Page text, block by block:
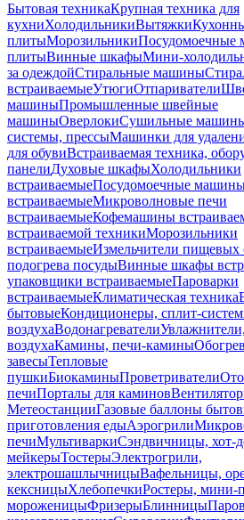
Бытовая техникаКрупная техника для
кухниХолодильникиВытяжки
плитыМорозильникиПосудомоечные
плитыВинные шкафыМини-
за одеждойСтиральные машины
встраиваемыеУтюгиОтпариватели
машиныПромышленные швейные
машиныОверлокиСушильные
системы, прессыМашинки для
для обувиВстраиваемая техника,
панелиДуховые шкафыХолодильники
встраиваемыеПосудомоечные
встраиваемыеМикроволновые печи
встраиваемыеКофемашины
встраиваемой техникиМорозильники
встраиваемыеИзмельчители пищевых
подогрева посудыВинные шкафы
упаковщики встраиваемыеПароварки
встраиваемыеКлиматическая техника
бытовыеКондиционеры, сплит-
воздухаВодонагреватели
воздухаКамины, печи-камины
завесыТепловые
пушкиБиокаминыПроветриватели
печиПорталы для каминов
МетеостанцииГазовые баллоны
приготовления едыАэрогрили
печиМультиваркиСэндвичницы, хот-
мейкерыТостерыЭлектрогрили,
электрошашлычницыВафельницы,
кексницыХлебопечкиРостеры, мини-
мороженицыФризерыБлинницы